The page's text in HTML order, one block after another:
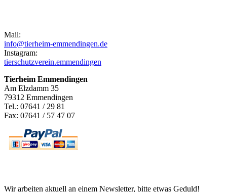
Mail:
info@tierheim-emmendingen.de
Instagram:
tierschutzverein.emmendingen
Tierheim Emmendingen
Am Elzdamm 35
79312 Emmendingen
Tel.: 07641 / 29 81
Fax: 07641 / 57 47 07
Wir arbeiten aktuell an einem Newsletter, bitte etwas Geduld!